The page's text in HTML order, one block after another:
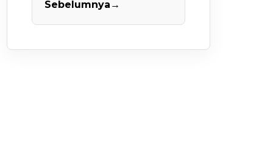
Sebelumnya →